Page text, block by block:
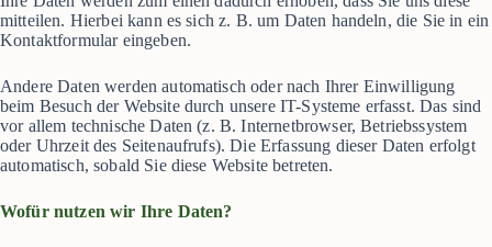
mitteilen. Hierbei kann es sich z. B. um Daten handeln, die Sie in ein
Kontaktformular eingeben.
Andere Daten werden automatisch oder nach Ihrer Einwilligung
beim Besuch der Website durch unsere IT-Systeme erfasst. Das sind
vor allem technische Daten (z. B. Internetbrowser, Betriebssystem
oder Uhrzeit des Seitenaufrufs). Die Erfassung dieser Daten erfolgt
automatisch, sobald Sie diese Website betreten.
Wofür nutzen wir Ihre Daten?